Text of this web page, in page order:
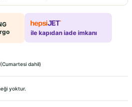
ile kapıdan iade imkanı
dahil)
yoktur.